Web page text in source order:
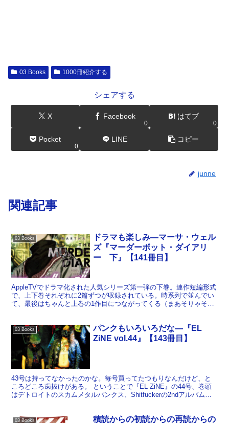
03 Books 1000冊紹介する
シェアする
X Facebook
0
はてブ
0
Pocket
0
LINE コピー
junne
関連記事
03 Books
ドラマも楽しみ―マーサ・ウェル
ズ『マーダーボット・ダイアリ
ー 下』【141冊目】
AppleTVでドラマ化された人気シリーズ第一弾の下巻。連作短編形式
で、上下巻それぞれに2篇ずつが収録されている。時系列で並んでい
て、最後はちゃんと上巻の1作目につながってくる（まあそりゃそう
03 Books
パンクもいろいろだな―『EL
ZiNE vol.44』【143冊目】
43号は持ってなかったのかな。毎号買ってたつもりなんだけど、と
ころどころ歯抜けがある。 ということで『EL ZiNE』の44号、巻頭
はデトロイトのスカムメタルパンクス、Shitfuckerの2ndアルバム発
03 Books
積読からの初読からの再読からの